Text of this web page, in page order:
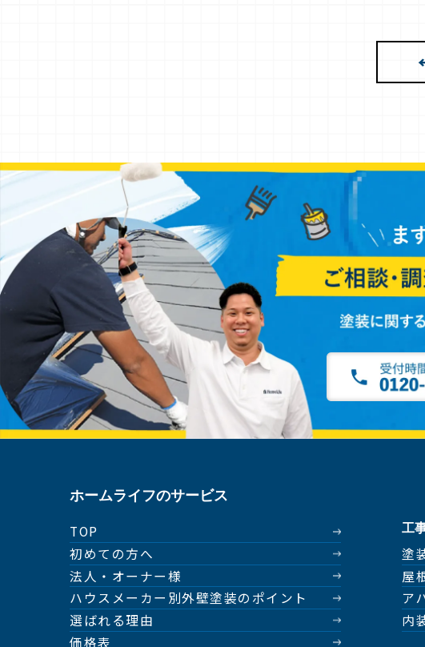
ホームライフのサービス
TOP
初めての方へ
法人・オーナー様
ハウスメーカー別外壁塗装のポイント
選ばれる理由
価格表
工
塗
屋
ア
内